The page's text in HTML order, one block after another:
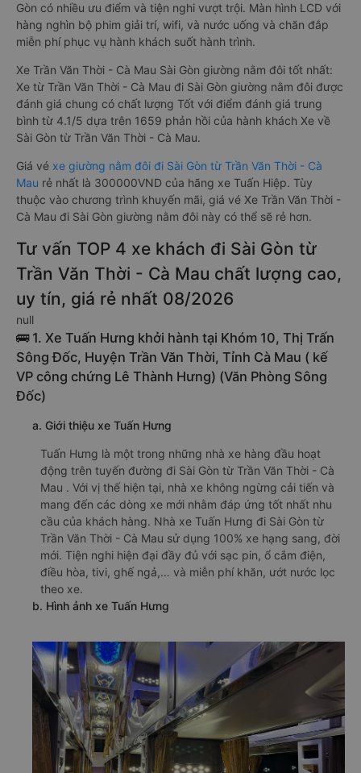
Gòn có nhiều ưu điểm và tiện nghi vượt trội. Màn hình LCD với
hàng nghìn bộ phim giải trí, wifi, và nước uống và chăn đắp
miễn phí phục vụ hành khách suốt hành trình.
Xe Trần Văn Thời - Cà Mau Sài Gòn giường nằm đôi tốt nhất:
Xe từ Trần Văn Thời - Cà Mau đi Sài Gòn giường nằm đôi được
đánh giá chung có chất lượng Tốt với điểm đánh giá trung
bình từ 4.1/5 dựa trên 1659 phản hồi của hành khách Xe về
Sài Gòn từ Trần Văn Thời - Cà Mau.
Giá vé xe giường nằm đôi đi Sài Gòn từ Trần Văn Thời - Cà
Mau rẻ nhất là 300000VND của hãng xe Tuấn Hiệp. Tùy
thuộc vào chương trình khuyến mãi, giá vé Xe Trần Văn Thời -
Cà Mau đi Sài Gòn giường nằm đôi này có thể sẽ rẻ hơn.
Tư vấn TOP 4 xe khách đi Sài Gòn từ
Trần Văn Thời - Cà Mau chất lượng cao,
uy tín, giá rẻ nhất 08/2026
null
🚌 1. Xe Tuấn Hưng khởi hành tại Khóm 10, Thị Trấn
Sông Đốc, Huyện Trần Văn Thời, Tỉnh Cà Mau ( kế
VP công chứng Lê Thành Hưng) (Văn Phòng Sông
Đốc)
a. Giới thiệu xe Tuấn Hưng
Tuấn Hưng là một trong những nhà xe hàng đầu hoạt
động trên tuyến đường đi Sài Gòn từ Trần Văn Thời - Cà
Mau . Với vị thế hiện tại, nhà xe không ngừng cải tiến và
mang đến các dòng xe mới nhằm đáp ứng tốt nhất nhu
cầu của khách hàng. Nhà xe Tuấn Hưng đi Sài Gòn từ
Trần Văn Thời - Cà Mau sử dụng 100% xe hạng sang, đời
mới. Tiện nghi hiện đại đầy đủ với sạc pin, ổ cắm điện,
điều hòa, tivi, ghế ngả,… và miễn phí khăn, ướt nước lọc
theo xe.
b. Hình ảnh xe Tuấn Hưng